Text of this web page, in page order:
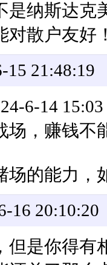
是纳斯达克
对散户友好
21:48:19
6-14 15:03
场，赚钱不
场的能力，
16 20:10:20
但是你得有